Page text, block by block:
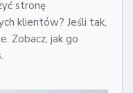
stronę
klientów? Jeśli tak,
Zobacz, jak go